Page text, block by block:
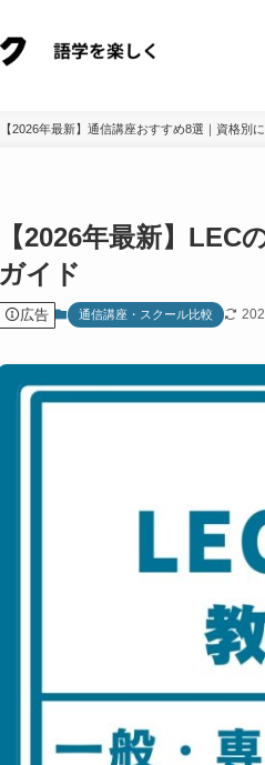
【2026年最新】通信講座おすすめ8選｜資格別
【2026年最新】
ガイド
広告 通信講座・スクール比較